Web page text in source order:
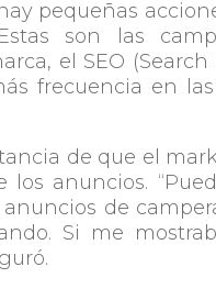
pequeñas
son las
el SEO
frecuencia en
de que el
los anuncios.
de
Si me